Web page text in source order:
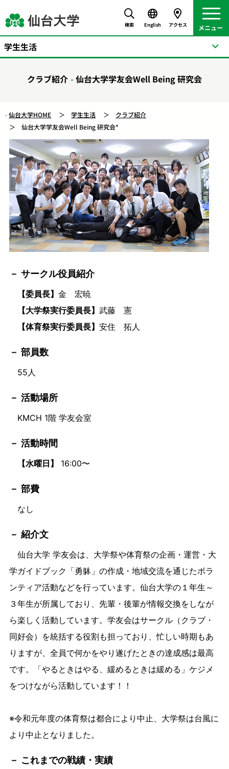
検索 English アクセス
クラブ紹介 仙台大学学友会Well Being 研究会
仙台大学HOME 学生生活
クラブ紹介
仙台大学学友会Well Being 研究会*
サークル役員紹介
【委員長】 金 宏暁
【大学祭実行委員長】 武藤 憲
【体育祭実行委員長】 安住 拓人
部員数
55人
活動場所
KMCH 1階 学友会室
活動時間
【水曜日】 16:00〜
部費
なし
紹介文
仙台大学 学友会は、大学祭や体育祭の企画・運営・大
学ガイドブック「勇躰」の作成・地域交流を通じたボラ
ンティア活動などを行っています。仙台大学の１年生～
３年生が所属しており、先輩・後輩が情報交換をしなが
ら楽しく活動しています。学友会はサークル（クラブ・
同好会）を統括する役割も担っており、忙しい時期もあ
りますが、全員で何かをやり遂げたときの達成感は最高
です。「やるときはやる、緩めるときは緩める」ケジメ
をつけながら活動しています！！
※令和元年度の体育祭は都合により中止、大学祭は台風に
より中止となりました。
これまでの戦績・実績
学生生活